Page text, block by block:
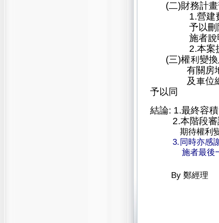
(二)財務計
1.營建
予以
施者
2.本案
(三)權利變
有關房地及
及車位
予以同
結論: 1.最終容
2.本階段
期待權利
3.同時亦感
施者最後
By鄭經理